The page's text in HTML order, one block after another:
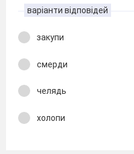
варіанти відповідей
закупи
смерди
челядь
холопи